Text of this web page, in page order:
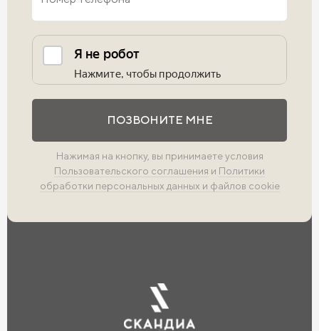
ПОЗВОНИТЕ МНЕ
Нажимая на кнопку, вы принимаете условия
Пользовательского соглашения и Политики
обработки персональных данных и файлов cookie